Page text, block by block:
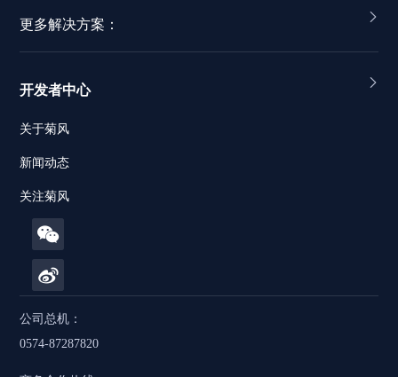
更多解决方案：
开发者中心
关于菊风
新闻动态
关注菊风
公司总机：
0574-87287820